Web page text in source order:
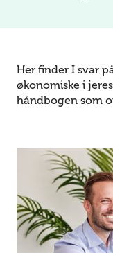
Her finder I svar
økonomiske i
håndbogen som